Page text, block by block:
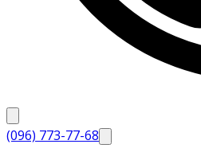
(096) 773-77-68